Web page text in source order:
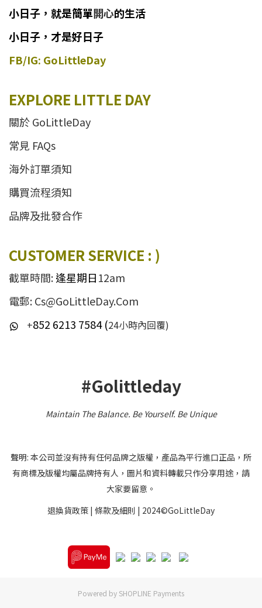
小日子 ， 就是簡單開心的生活
小日子，才是好日子
FB/IG: GoLittleDay
EXPLORE LITTLE DAY
關於 GoLittleDay
常見 FAQs
海外訂單須知
購買流程須知
品牌及批發合作
CUSTOMER SERVICE : )
截單時間:逢星期日12am
電郵: Cs@GoLittleDay.Com
+852 6213 7584 (24小時內回覆)
#Golittleday
Maintain The Balance. Be Yourself.Be Unique
聲明: 本公司並沒有持有任何品牌之版權，產品為平行進口正品，所
有商標及版權均屬品牌持有人，圖片和資料轉載只作分享用途，請
大家要留意。
退換貨政策 | 條款及細則 | 2024©GoLittleDay
Powered by SHOPLINE Payments